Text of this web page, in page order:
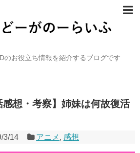
のお役立ち情報を紹介するブログです
感想・考察】姉妹は何故復活
3/14 アニメ ,感想